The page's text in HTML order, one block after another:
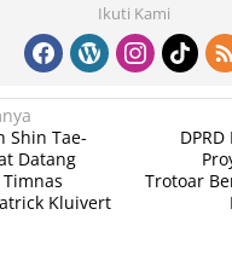
Ikuti Kami
Shin Tae-
Datang
Kluivert
Trotoar